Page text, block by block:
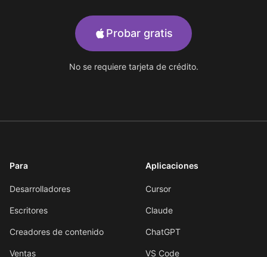
Probar gratis
No se requiere tarjeta de crédito.
Para
Desarrolladores
Escritores
Creadores de contenido
Ventas
Aplicaciones
Cursor
Claude
ChatGPT
VS Code